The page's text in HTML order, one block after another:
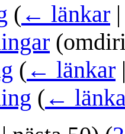
( ← länkar
( ← länkar
( ←